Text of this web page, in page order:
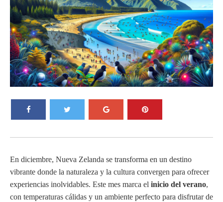
En diciembre, Nueva Zelanda se transforma en un destino
vibrante donde la naturaleza y la cultura convergen para ofrecer
experiencias inolvidables. Este mes marca el inicio del verano,
con temperaturas cálidas y un ambiente perfecto para disfrutar de